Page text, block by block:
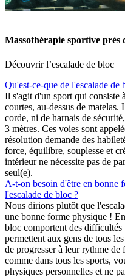
Massothérapie sportive près
Découvrir l’escalade de bloc
Qu'est-ce-que de l'escalade de
Il s'agit d'un sport qui consiste
courtes, au-dessus de
corde, ni de harnais de
3 mètres. Ces voies sont
résolution demande des
force, équilibre, souplesse et
intérieur ne nécessite pas de
seul(e).
A-t-on besoin d'être en bonne
l'escalade de bloc ?
Nous dirions plutôt que
une bonne forme physique !
bloc comportent des
permettent aux gens de tous
de progresser à leur rythme
comme dans tous les sports,
physiques personnelles et ne